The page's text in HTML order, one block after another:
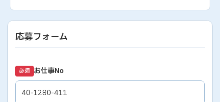
応募フォーム
必須 お仕事No